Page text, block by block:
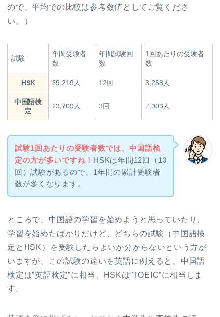
ので、平均での比較は参考数値としてご覧くださ
い。）
試験
年間受験者
数
年間試験回
数
1回あたりの受験者
数
HSK 39,219人 12回 3,268人
中国語検
定
23,709人 3回 7,903人
試験1回あたりの受験者数では、中国語検
定の方が多いですね！ HSKは年間12回（13
回）試験があるので、1年間の累計受験者
数が多くなります。
ところで、中国語の学習を始めようと思っていたり、
学習を始めたばかりだけど、どちらの試験（中国語検
定とHSK）を受験したらよいか分からないという方が
いますが、この試験の違いを英語に例えると、中国語
検定は”英語検定”に相当、HSKは”TOEIC”に相当しま
す。